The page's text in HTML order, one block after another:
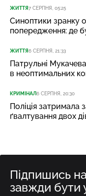
ЖИТТЯ7 СЕРПНЯ, 05:25
Синоптики зранку
попередження: де
ЖИТТЯ6 СЕРПНЯ, 21:33
Патрульні
в неоптимальних
КРИМІНАЛ6 СЕРПНЯ, 20:30
Поліція затримала
ґвалтування двох
Підпишись
завжди бути